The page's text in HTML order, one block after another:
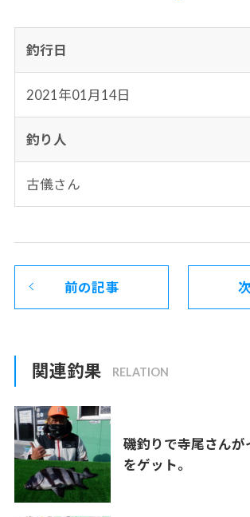
釣行日
2021年01月14日
釣り人
古儀さん
前の記事
関連釣果
磯釣りで寺尾さんが
をゲット。